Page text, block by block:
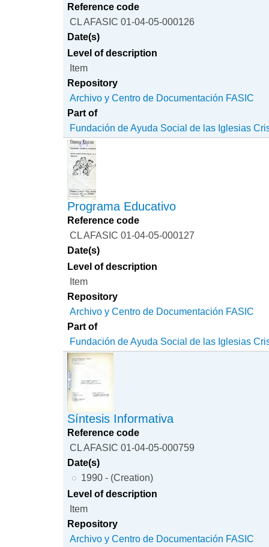
Reference code
CL AFASIC 01-04-05-000126
Date(s)
Level of description
Item
Repository
Archivo y Centro de Documentación FASIC
Part of
Fundación de Ayuda Social de las Iglesias
Programa Educativo
Reference code
CL AFASIC 01-04-05-000127
Date(s)
Level of description
Item
Repository
Archivo y Centro de Documentación FASIC
Part of
Fundación de Ayuda Social de las Iglesias
Síntesis Informativa
Reference code
CL AFASIC 01-04-05-000759
Date(s)
1990 - (Creation)
Level of description
Item
Repository
Archivo y Centro de Documentación FASIC